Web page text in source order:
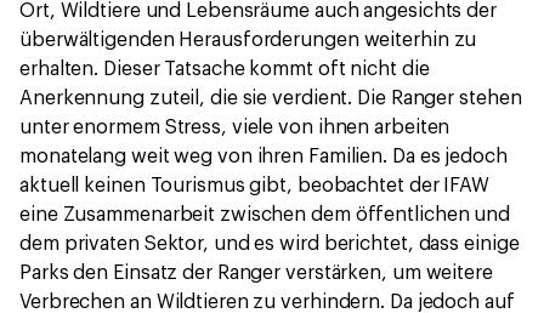
Ort, Wildtiere und Lebensräume auch angesichts der
überwältigenden Herausforderungen weiterhin zu
erhalten. Dieser Tatsache kommt oft nicht die
Anerkennung zuteil, die sie verdient. Die Ranger stehen
unter enormem Stress, viele von ihnen arbeiten
monatelang weit weg von ihren Familien. Da es jedoch
aktuell keinen Tourismus gibt, beobachtet der IFAW
eine Zusammenarbeit zwischen dem öffentlichen und
dem privaten Sektor, und es wird berichtet, dass einige
Parks den Einsatz der Ranger verstärken, um weitere
Verbrechen an Wildtieren zu verhindern. Da jedoch auf